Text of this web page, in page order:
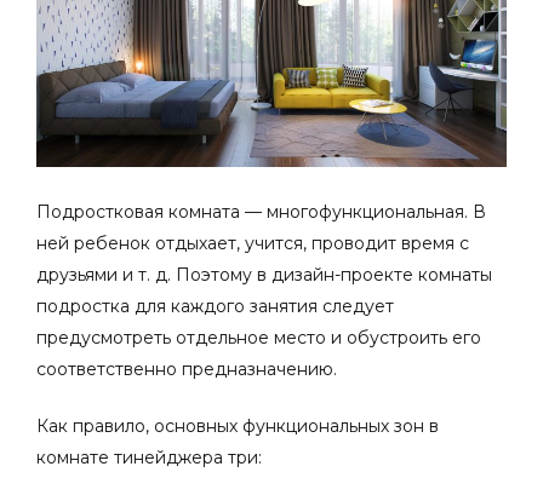
Подростковая комната — многофункциональная. В
ней ребенок отдыхает, учится, проводит время с
друзьями и т. д. Поэтому в дизайн-проекте комнаты
подростка для каждого занятия следует
предусмотреть отдельное место и обустроить его
соответственно предназначению.
Как правило, основных функциональных зон в
комнате тинейджера три: